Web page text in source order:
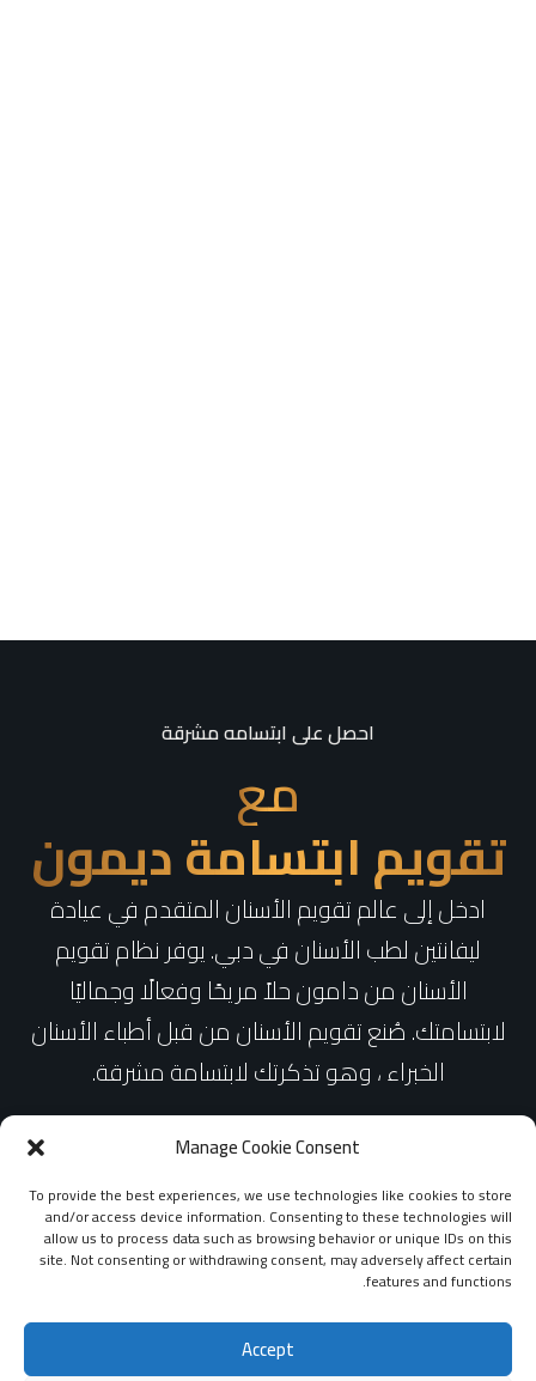
Manage Cookie Consent
To provide the best experiences, we use technologies like cookies to store
and/or access device information. Consenting to these technologies will
allow us to process data such as browsing behavior or unique IDs on this
site. Not consenting or withdrawing consent, may adversely affect certain
features and functions.
Accept
احصل على ابتسامه مشرقة
مع
تقويم ابتسامة ديمون
ادخل إلى عالم تقويم الأسنان المتقدم في عيادة
ليفانتين لطب الأسنان في دبي. يوفر نظام تقويم
الأسنان من دامون حلاً مريحًا وفعالًا وجماليًا
لابتسامتك. صُنع تقويم الأسنان من قبل أطباء الأسنان
الخبراء ، وهو تذكرتك لابتسامة مشرقة.
احجز موعدك الأن